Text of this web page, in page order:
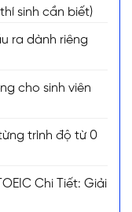
sinh cần biết)
ra dành riêng
cho sinh viên
trình độ từ 0
Chi Tiết: Giải